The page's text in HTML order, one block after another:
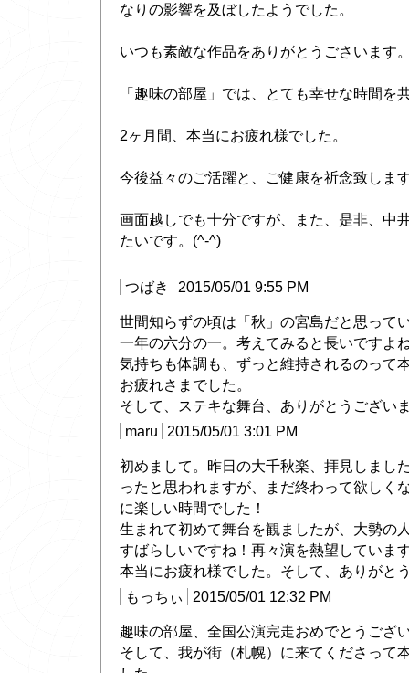
なりの影響を及ぼしたようでした。
いつも素敵な作品をありがとうごさいます
「趣味の部屋」では、とても幸せな時間を
2ヶ月間、本当にお疲れ様でした。
今後益々のご活躍と、ご健康を祈念致しま
画面越しでも十分ですが、また、是非、中
たいです。(^-^)
つばき 2015/05/01 9:55 PM
世間知らずの頃は「秋」の宮島だと思って
一年の六分の一。考えてみると長いですよ
気持ちも体調も、ずっと維持されるのって
お疲れさまでした。
そして、ステキな舞台、ありがとうござ
maru
2015/05/01 3:01 PM
初めまして。昨日の大千秋楽、拝見しまし
ったと思われますが、まだ終わって欲しく
に楽しい時間でした！
生まれて初めて舞台を観ましたが、大勢の
すばらしいですね！再々演を熱望していま
本当にお疲れ様でした。そして、ありがと
もっちぃ
2015/05/01 12:32 PM
趣味の部屋、全国公演完走おめでとうござ
そして、我が街（札幌）に来てくださって